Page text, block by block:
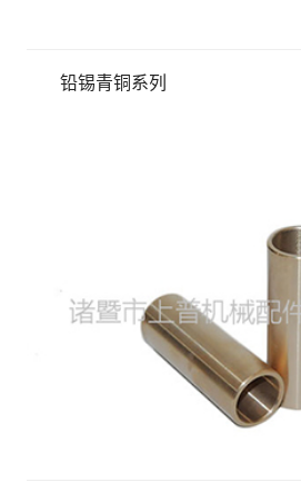
铅锡青铜系列